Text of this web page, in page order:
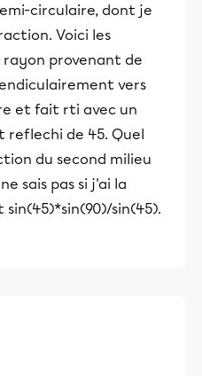
circulaire, dont je
Voici les
provenant de
vers
et fait rti avec un
reflechi de 45. Quel
du second milieu
sais pas si j'ai la
sin(45).